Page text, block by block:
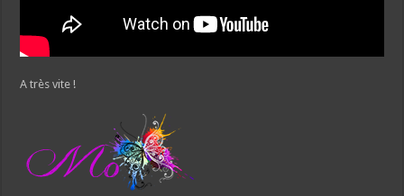
A très vite !